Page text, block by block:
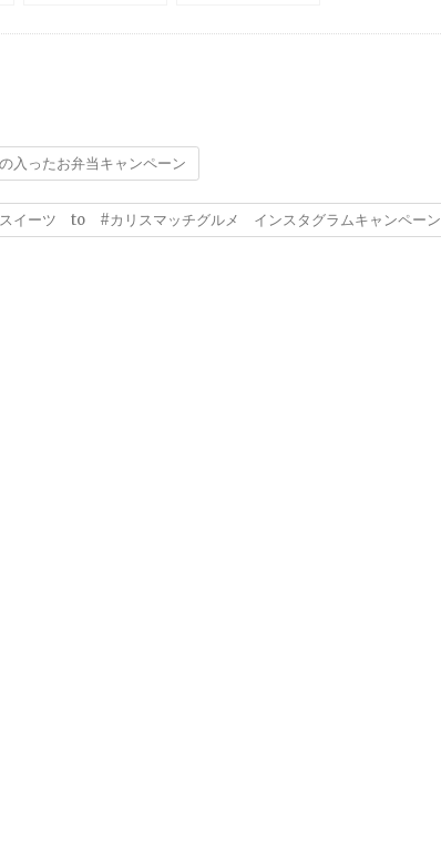
ったお弁当キャンペーン
スイーツ to #カリスマッチグルメ インスタグラムキャンペーン